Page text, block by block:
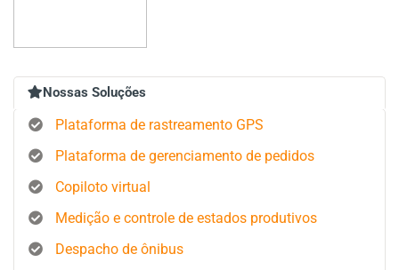
Nossas Soluções
Plataforma de rastreamento GPS
Plataforma de gerenciamento de pedidos
Copiloto virtual
Medição e controle de estados produtivos
Despacho de ônibus